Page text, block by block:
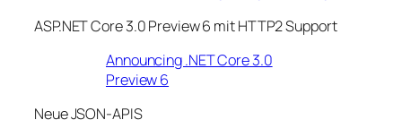
ASP.NET Core 3.0 Preview 6 mit HTTP2 Support
Announcing .NET Core 3.0
Preview 6
Neue JSON-APIS